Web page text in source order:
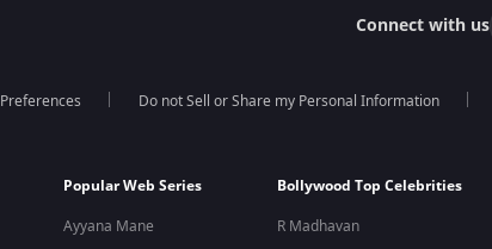
Connect with us
Preferences Do not Sell or Share my Personal Information
Popular Web Series
Ayyana Mane
Bollywood Top Celebrities
R Madhavan